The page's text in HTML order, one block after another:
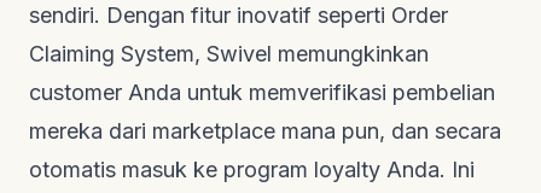
sendiri. Dengan fitur inovatif seperti Order
Claiming System, Swivel memungkinkan
customer Anda untuk memverifikasi pembelian
mereka dari marketplace mana pun, dan secara
otomatis masuk ke program loyalty Anda. Ini